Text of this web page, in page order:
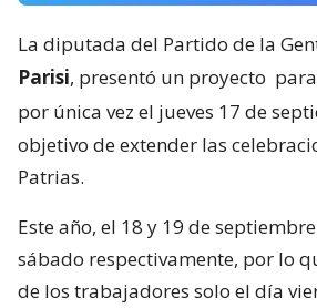
La diputada del Partido de la
Parisi, presentó un proyecto
por única vez el jueves 17 de
objetivo de extender las
Patrias.
Este año, el 18 y 19 de
sábado respectivamente, por lo
de los trabajadores solo el día